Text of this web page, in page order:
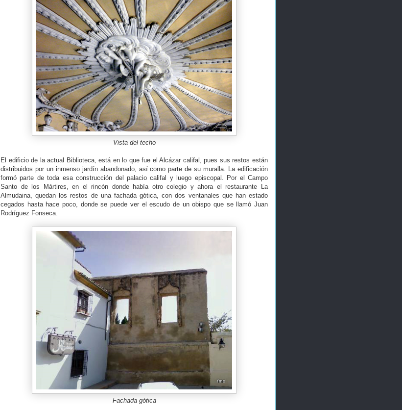
Vista del techo
El edificio de la actual Biblioteca, está en lo que fue el Alcázar califal, pues sus restos están
distribuidos por un inmenso jardín abandonado, así como parte de su muralla. La edificación
formó parte de toda esa construcción del palacio califal y luego episcopal. Por el Campo
Santo de los Mártires, en el rincón donde había otro colegio y ahora el restaurante La
Almudaina, quedan los restos de una fachada gótica, con dos ventanales que han estado
cegados hasta hace poco, donde se puede ver el escudo de un obispo que se llamó Juan
Rodríguez Fonseca.
Fachada gótica